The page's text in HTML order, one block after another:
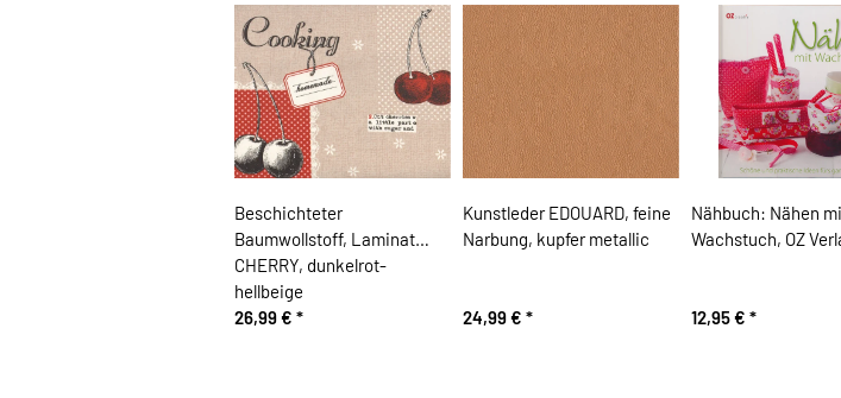
Beschichteter
Baumwollstoff, Laminat
CHERRY, dunkelrot-
hellbeige
26,99 € *
Kunstleder EDOUARD, feine
Narbung, kupfer metallic
24,99 € *
Nähbuch: Nähen
Wachstuch, OZ
12,95 € *